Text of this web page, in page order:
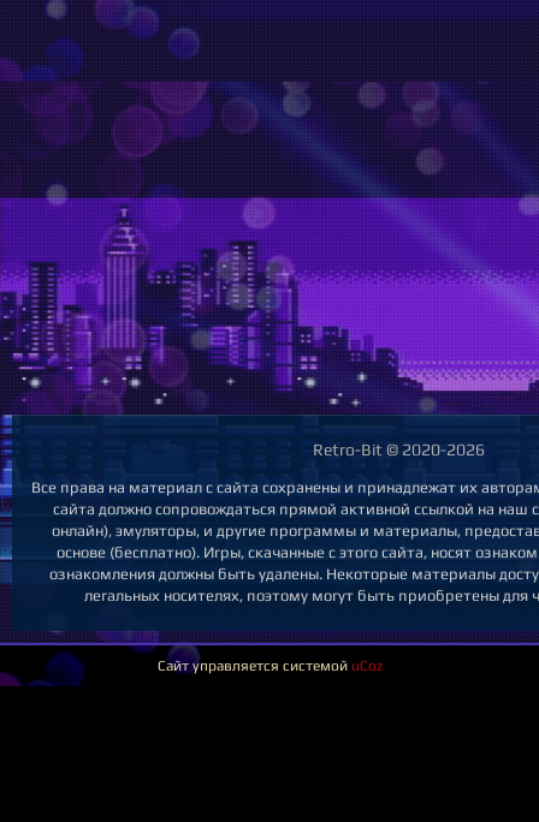
Retro-Bit © 2020-2026
Все права на материал с сайта сохранены и принадлежат их
сайта должно сопровождаться прямой активной ссылкой на наш
онлайн), эмуляторы, и другие программы и материалы,
основе (бесплатно). Игры, скачанные с этого сайта, носят
ознакомления должны быть удалены. Некоторые материалы
легальных носителях, поэтому могут быть приобретены для
Сайт управляется системой uCoz